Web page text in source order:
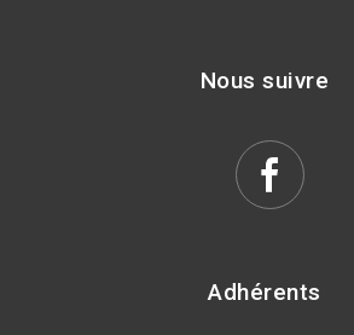
Nous suivre
Adhérents